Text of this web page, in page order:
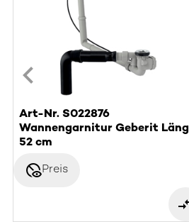
Art-Nr. S022876
Wannengarnitur Geberit
52 cm
disabled_visiblePreis